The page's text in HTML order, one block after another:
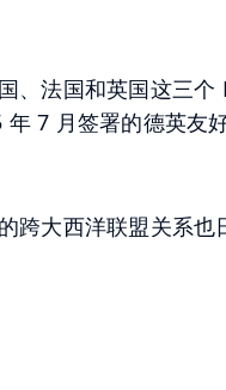
、法国和英国这三个
7 月签署的德英友
跨大西洋联盟关系也